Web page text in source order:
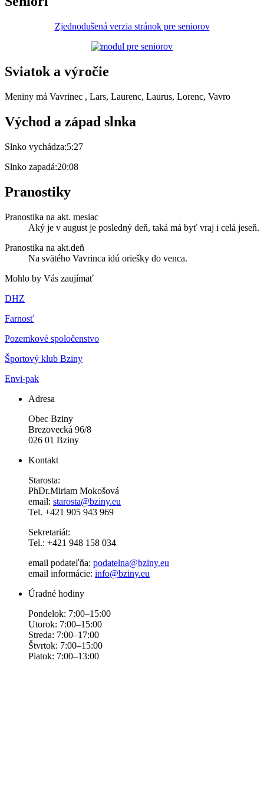
Zjednodušená verzia stránok pre seniorov
Sviatok a výročie
Meniny má Vavrinec , Lars, Laurenc, Laurus, Lorenc, Vavro
Východ a západ slnka
Slnko vychádza:5:27
Slnko zapadá:20:08
Pranostiky
Pranostika na akt. mesiac
Aký je v august je posledný deň, taká má byť vraj i celá jeseň.
Pranostika na akt.deň
Na svätého Vavrinca idú oriešky do venca.
Mohlo by Vás zaujímať
DHZ
Farnosť
Pozemkové spoločenstvo
Športový klub Bziny
Envi-pak
Adresa
Obec Bziny
Brezovecká 96/8
026 01 Bziny
Kontakt
Starosta:
PhDr.Miriam Mokošová
email: starosta@bziny.eu
Tel. +421 905 943 969
Sekretariát:
Tel.: +421 948 158 034
email podateľňa: podatelna@bziny.eu
email informácie: info@bziny.eu
Úradné hodiny
Pondelok: 7:00–15:00
Utorok: 7:00–15:00
Streda: 7:00–17:00
Štvrtok: 7:00–15:00
Piatok: 7:00–13:00